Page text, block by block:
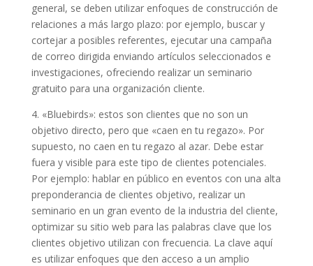
general, se deben utilizar enfoques de construcción de
relaciones a más largo plazo: por ejemplo, buscar y
cortejar a posibles referentes, ejecutar una campaña
de correo dirigida enviando artículos seleccionados e
investigaciones, ofreciendo realizar un seminario
gratuito para una organización cliente.
4. «Bluebirds»: estos son clientes que no son un
objetivo directo, pero que «caen en tu regazo». Por
supuesto, no caen en tu regazo al azar. Debe estar
fuera y visible para este tipo de clientes potenciales.
Por ejemplo: hablar en público en eventos con una alta
preponderancia de clientes objetivo, realizar un
seminario en un gran evento de la industria del cliente,
optimizar su sitio web para las palabras clave que los
clientes objetivo utilizan con frecuencia. La clave aquí
es utilizar enfoques que den acceso a un amplio